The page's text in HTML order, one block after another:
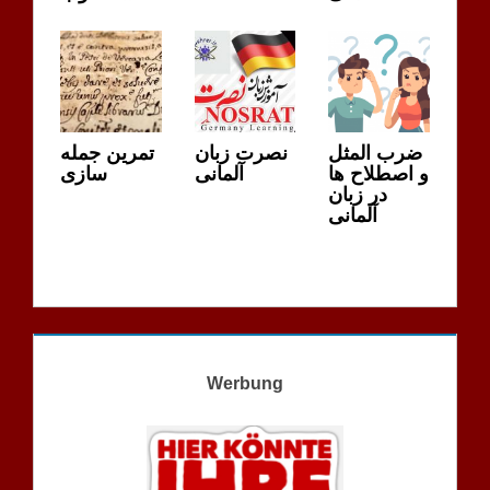
تمرین جمله
سازی
نصرت زبان
آلمانی
ضرب المثل
و اصطلاح ها
در زبان
آلمانی
Werbung